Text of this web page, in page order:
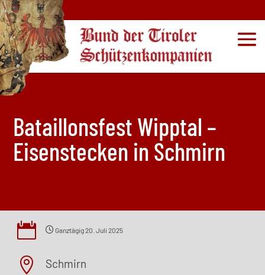
Bataillonsfest Wipptal –
Eisenstecken in Schmirn
 Ganztägig20. Juli 2025
 Schmirn